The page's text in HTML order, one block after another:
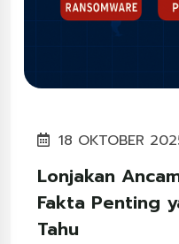
18 OKTOBER
Lonjakan
Fakta Penting
Tahu